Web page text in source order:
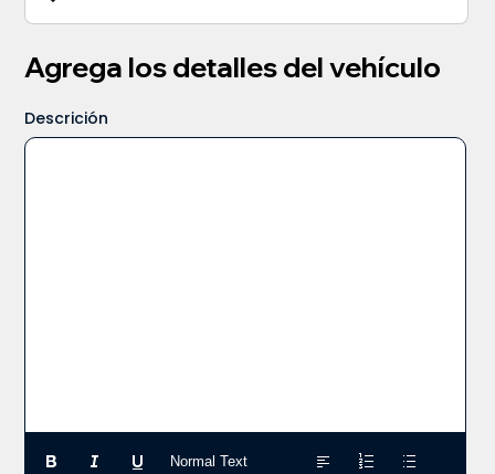
Agrega los detalles del vehículo
Descrición
Normal Text